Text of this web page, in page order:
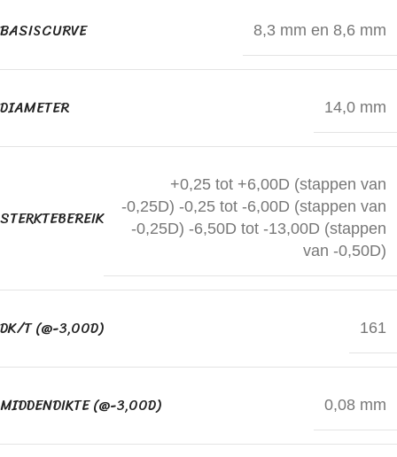
BASISCURVE 8,3 mm en 8,6 mm
DIAMETER 14,0 mm
STERKTEBEREIK
+0,25 tot +6,00D (stappen van
-0,25D) -0,25 tot -6,00D (stappen van
-0,25D) -6,50D tot -13,00D (stappen
van -0,50D)
DK/T (@-3,00D) 161
MIDDENDIKTE (@-3,00D) 0,08 mm